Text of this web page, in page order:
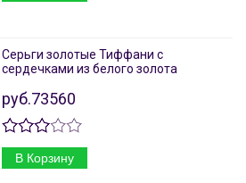
Серьги золотые Тиффани с
сердечками из белого золота
руб.73560
В Корзину